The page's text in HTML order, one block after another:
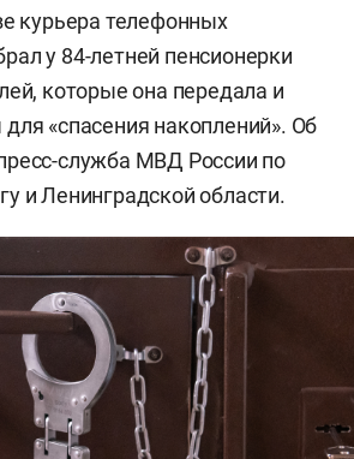
курьера телефонных
у 84-летней пенсионерки
которые она передала и
«спасения накоплений». Об
служба МВД России по
и Ленинградской области.